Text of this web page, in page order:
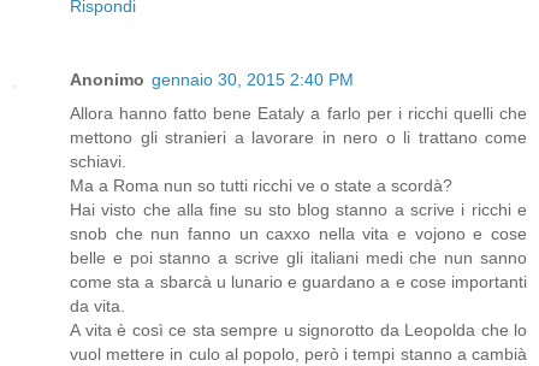
Rispondi
Anonimo gennaio 30, 2015 2:40 PM
Allora hanno fatto bene Eataly a farlo per i ricchi quelli che
mettono gli stranieri a lavorare in nero o li trattano come
schiavi.
Ma a Roma nun so tutti ricchi ve o state a scordà?
Hai visto che alla fine su sto blog stanno a scrive i ricchi e
snob che nun fanno un caxxo nella vita e vojono e cose
belle e poi stanno a scrive gli italiani medi che nun sanno
come sta a sbarcà u lunario e guardano a e cose importanti
da vita.
A vita è così ce sta sempre u signorotto da Leopolda che lo
vuol mettere in culo al popolo, però i tempi stanno a cambià